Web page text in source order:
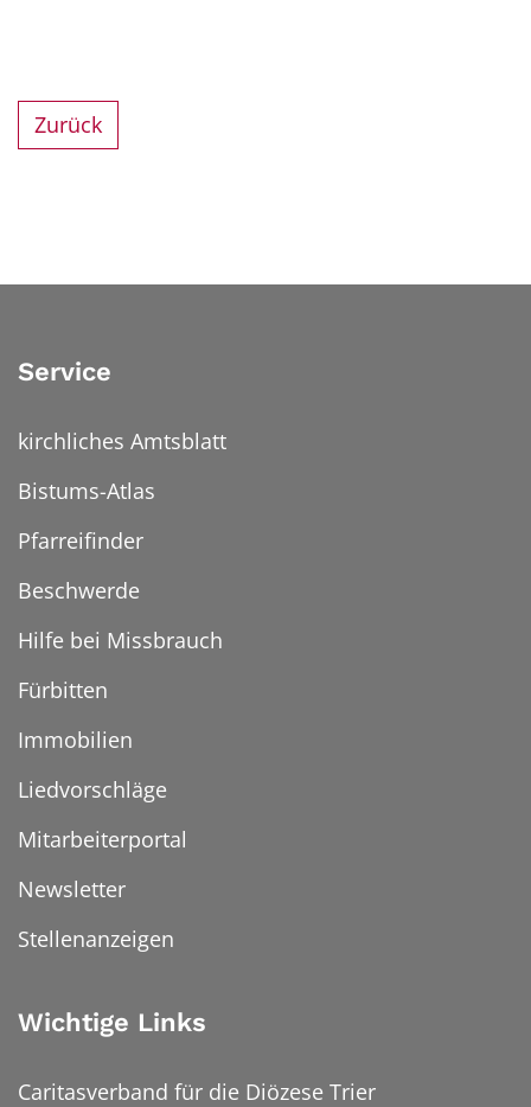
Zurück
Service
kirchliches Amtsblatt
Bistums-Atlas
Pfarreifinder
Beschwerde
Hilfe bei Missbrauch
Fürbitten
Immobilien
Liedvorschläge
Mitarbeiterportal
Newsletter
Stellenanzeigen
Wichtige Links
Caritasverband für die Diözese Trier